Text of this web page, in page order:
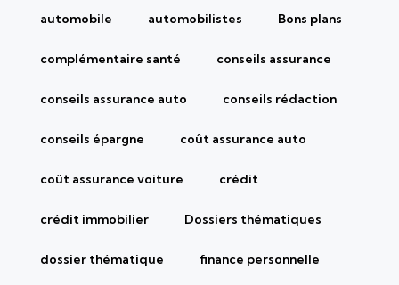
automobile automobilistes Bons plans
complémentaire santé conseils assurance
conseils assurance auto conseils rédaction
conseils épargne coût assurance auto
coût assurance voiture crédit
crédit immobilier Dossiers thématiques
dossier thématique finance personnelle